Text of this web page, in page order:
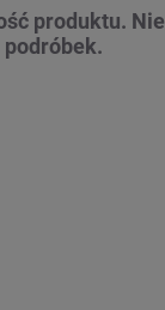
produktu. Nie